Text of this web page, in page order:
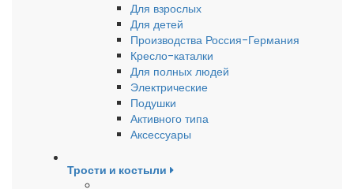
Для взрослых
Для детей
Производства Россия-Германия
Кресло-каталки
Для полных людей
Электрические
Подушки
Активного типа
Аксессуары
Трости и костыли